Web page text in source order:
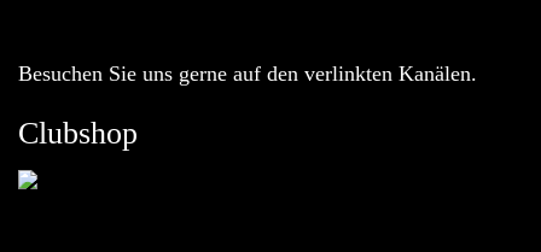
Besuchen Sie uns gerne auf den verlinkten Kanälen.
Clubshop